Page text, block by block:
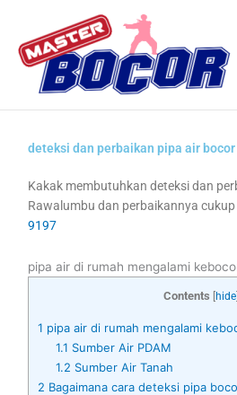
content
deteksi dan perbaikan pipa air
Kakak membutuhkan deteksi dan
Rawalumbu dan perbaikannya
9197
pipa air di rumah mengalami
Contents [hide]
1 pipa air di rumah mengalami
1.1 Sumber Air PDAM
1.2 Sumber Air Tanah
2 Bagaimana cara deteksi pipa